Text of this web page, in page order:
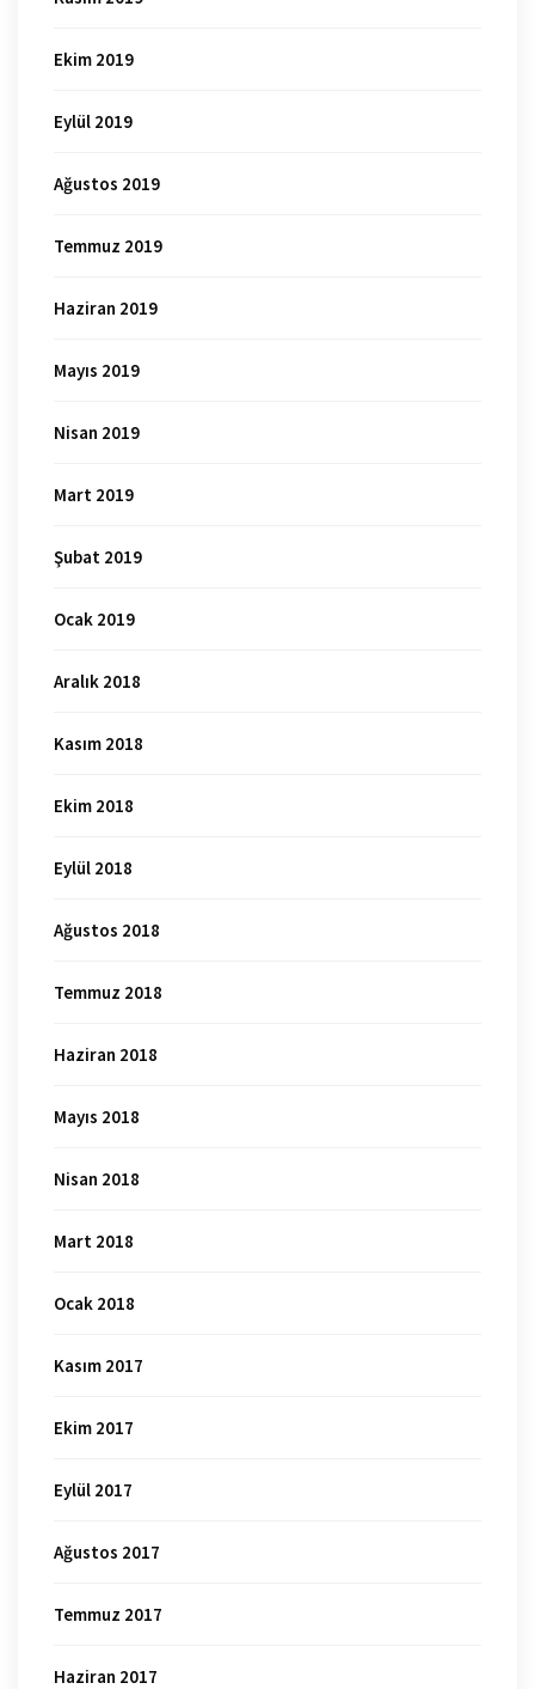
Ekim 2019
Eylül 2019
Ağustos 2019
Temmuz 2019
Haziran 2019
Mayıs 2019
Nisan 2019
Mart 2019
Şubat 2019
Ocak 2019
Aralık 2018
Kasım 2018
Ekim 2018
Eylül 2018
Ağustos 2018
Temmuz 2018
Haziran 2018
Mayıs 2018
Nisan 2018
Mart 2018
Ocak 2018
Kasım 2017
Ekim 2017
Eylül 2017
Ağustos 2017
Temmuz 2017
Haziran 2017